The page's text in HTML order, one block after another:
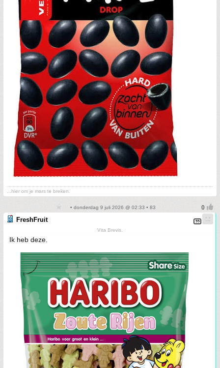
...hier om je mars te breken.
• donderdag 9 juli 2026 @ 02:33 • 83
FreshFruit
Vita Brevis.
Ik heb deze.